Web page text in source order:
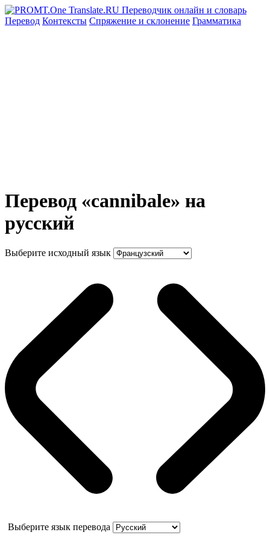
Перевод Контексты Спряжение и склонение Грамматика
Перевод «cannibale» на
русский
Выберите исходный язык
Выберите язык перевода